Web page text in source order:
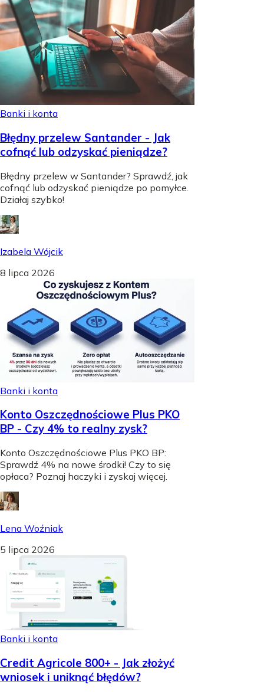
Banki i konta
Błędny przelew Santander - Jak
cofnąć lub odzyskać pieniądze?
Błędny przelew w Santander? Sprawdź, jak
cofnąć lub odzyskać pieniądze po pomyłce.
Działaj szybko!
Izabela Wójcik
8 lipca 2026
Banki i konta
Konto Oszczędnościowe Plus PKO
BP - Czy 4% to realny zysk?
Konto Oszczędnościowe Plus PKO BP:
Sprawdź 4% na nowe środki! Czy to się
opłaca? Poznaj haczyki i zyskaj więcej.
Lena Woźniak
5 lipca 2026
Banki i konta
Credit Agricole 800+ - Jak złożyć
wniosek i uniknąć błędów?